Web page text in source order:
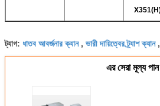
X351(H)
ট্যাগ: ধাতব আবর্জনার ক্যান, ভারী দায়িত্বের ট্র্যাশ ক্যান,
এর সেরা মূল্য পান